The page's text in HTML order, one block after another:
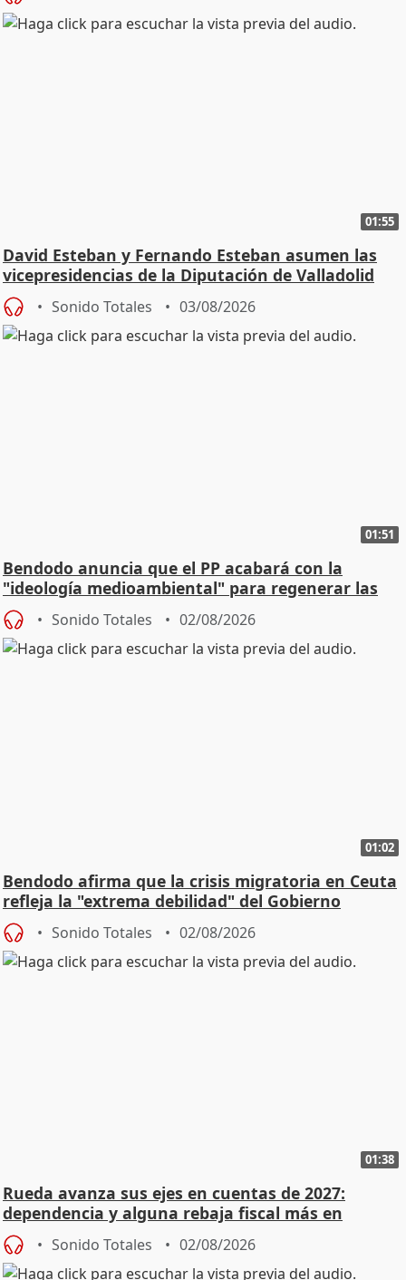
01:55
David Esteban y Fernando Esteban asumen las
vicepresidencias de la Diputación de Valladolid
Sonido Totales 03/08/2026
01:51
Bendodo anuncia que el PP acabará con la
"ideología medioambiental" para regenerar las
playas
Sonido Totales 02/08/2026
01:02
Bendodo afirma que la crisis migratoria en Ceuta
refleja la "extrema debilidad" del Gobierno
Sonido Totales 02/08/2026
01:38
Rueda avanza sus ejes en cuentas de 2027:
dependencia y alguna rebaja fiscal más en
vivienda
Sonido Totales 02/08/2026